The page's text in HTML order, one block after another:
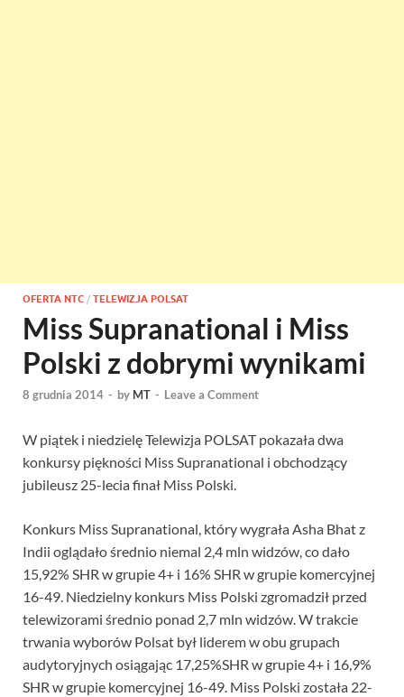
OFERTA NTC / TELEWIZJA POLSAT
Miss Supranational i Miss
Polski z dobrymi wynikami
8 grudnia 2014 - by MT - Leave a Comment
W piątek i niedzielę Telewizja POLSAT pokazała dwa
konkursy piękności Miss Supranational i obchodzący
jubileusz 25-lecia finał Miss Polski.
Konkurs Miss Supranational, który wygrała Asha Bhat z
Indii oglądało średnio niemal 2,4 mln widzów, co dało
15,92% SHR w grupie 4+ i 16% SHR w grupie komercyjnej
16-49. Niedzielny konkurs Miss Polski zgromadził przed
telewizorami średnio ponad 2,7 mln widzów. W trakcie
trwania wyborów Polsat był liderem w obu grupach
audytoryjnych osiągając 17,25%SHR w grupie 4+ i 16,9%
SHR w grupie komercyjnej 16-49. Miss Polski została 22-